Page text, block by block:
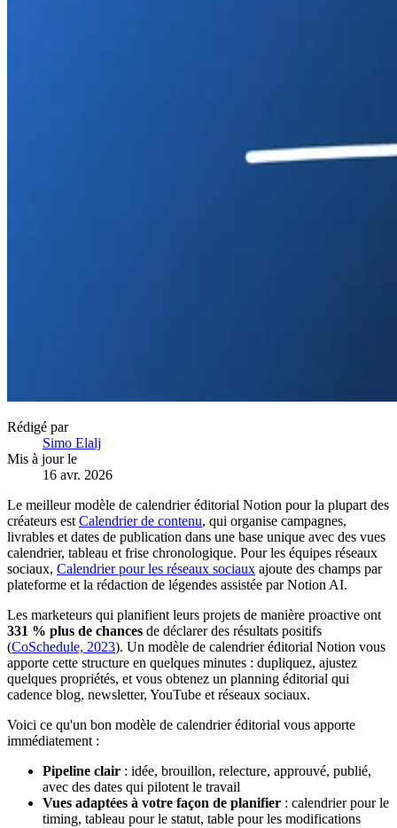
Rédigé par
Simo Elalj
Mis à jour le
16 avr. 2026
Le meilleur modèle de calendrier éditorial Notion pour la plupart des
créateurs est Calendrier de contenu, qui organise campagnes,
livrables et dates de publication dans une base unique avec des vues
calendrier, tableau et frise chronologique. Pour les équipes réseaux
sociaux, Calendrier pour les réseaux sociaux ajoute des champs par
plateforme et la rédaction de légendes assistée par Notion AI.
Les marketeurs qui planifient leurs projets de manière proactive ont
331 % plus de chances de déclarer des résultats positifs
(CoSchedule, 2023). Un modèle de calendrier éditorial Notion vous
apporte cette structure en quelques minutes : dupliquez, ajustez
quelques propriétés, et vous obtenez un planning éditorial qui
cadence blog, newsletter, YouTube et réseaux sociaux.
Voici ce qu'un bon modèle de calendrier éditorial vous apporte
immédiatement :
Pipeline clair : idée, brouillon, relecture, approuvé, publié,
avec des dates qui pilotent le travail
Vues adaptées à votre façon de planifier : calendrier pour le
timing, tableau pour le statut, table pour les modifications